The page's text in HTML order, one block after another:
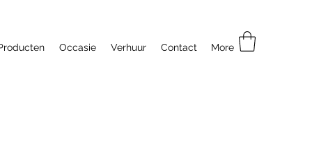
Occasie Verhuur Contact More